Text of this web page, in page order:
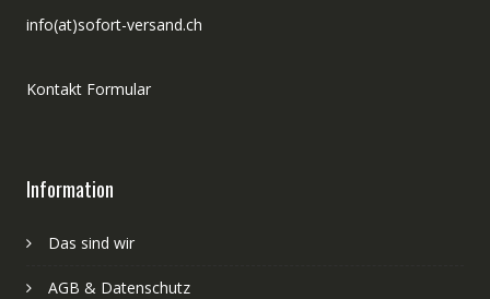
info(at)sofort-versand.ch
Kontakt Formular
Information
Das sind wir
AGB & Datenschutz